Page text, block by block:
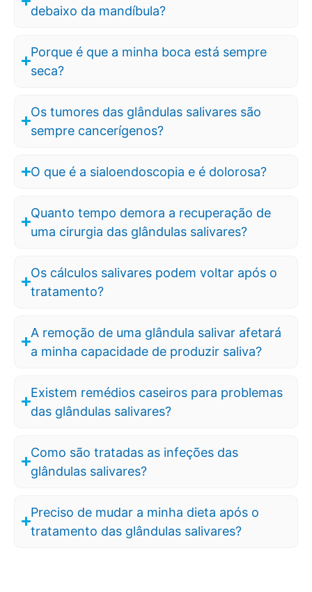
debaixo da mandíbula?
Porque é que a minha boca está sempre
seca?
Os tumores das glândulas salivares são
sempre cancerígenos?
O que é a sialoendoscopia e é dolorosa?
Quanto tempo demora a recuperação de
uma cirurgia das glândulas salivares?
Os cálculos salivares podem voltar após o
tratamento?
A remoção de uma glândula salivar afetará
a minha capacidade de produzir saliva?
Existem remédios caseiros para problemas
das glândulas salivares?
Como são tratadas as infeções das
glândulas salivares?
Preciso de mudar a minha dieta após o
tratamento das glândulas salivares?